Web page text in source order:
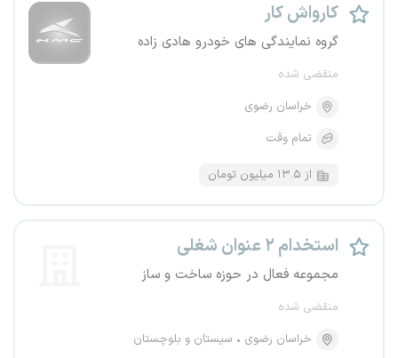
کارواش کار
گروه نمایندگی های خودرو هادی‌ زاده
منقضی شده
خراسان رضوی
تمام وقت
از ۱۳.۵ میلیون تومان
استخدام ۲ عنوان شغلی
مجموعه فعال در حوزه ساخت و ساز
منقضی شده
خراسان رضوی
سیستان و بلوچستان